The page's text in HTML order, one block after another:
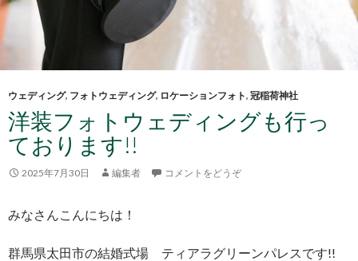
ウェディング, フォトウェディング, ロケーションフォト, 冠稲荷神社
洋装フォトウェディングも行っ
ております!!
2025年7月30日 編集者 コメントをどうぞ
みなさんこんにちは！
群馬県太田市の結婚式場 ティアラグリーンパレスです!!